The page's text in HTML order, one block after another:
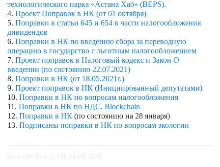
технологического парка «Астана Хаб» (BEPS).
4. Проект Поправок в НК (от 01 октября)
5. Поправки в статьи 645 и 654 в части налогообложения
дивидендов
6. Поправки в НК по введению сбора за переводную
операцию в государство с льготным налогообложением
7. Проект поправок в Налоговый кодекс и Закон О
введении (по состоянию 22.07.2021)
8. Поправки в НК (от 18.05.2021г.)
9. Проект поправок в НК (Инициированный депутатами)
10. Поправки в НК по вопросам налогообложения
11. Поправки в НК по НДС, Blockchain
12. Поправки в НК (по состоянию на 28 января)
13. Подписаны поправки в НК по вопросам экологии